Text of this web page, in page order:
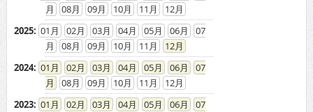
08
09 10 11
12
2025: 01 02 03 04 05 06
07
08
09 10 11
12
2024: 01 02 03 04 05 06
07
08
09 10 11
12
2023: 01 02 03 04 05 06
07